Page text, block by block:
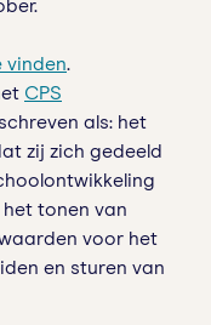
vinden.
CPS
als: het
zij zich gedeeld
het tonen van
voor het
en sturen van